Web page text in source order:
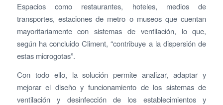
Espacios como restaurantes, hoteles, medios de
transportes, estaciones de metro o museos que cuentan
mayoritariamente con sistemas de ventilación, lo que,
según ha concluido Climent, “contribuye a la dispersión de
estas microgotas”.
Con todo ello, la solución permite analizar, adaptar y
mejorar el diseño y funcionamiento de los sistemas de
ventilación y desinfección de los establecimientos y